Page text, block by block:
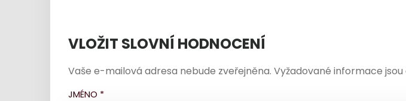
VLOŽIT SLOVNÍ HODNOCENÍ
Vaše e-mailová adresa nebude zveřejněna. Vyžadované informace
JMÉNO *